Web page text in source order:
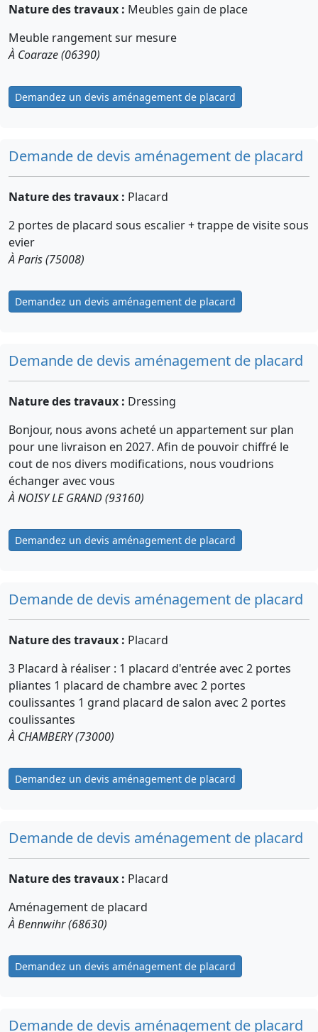
Nature des travaux : Meubles gain de place
Meuble rangement sur mesure
À Coaraze (06390)
Demandez un devis aménagement de placard
Demande de devis aménagement de placard
Nature des travaux : Placard
2 portes de placard sous escalier + trappe de visite sous
evier
À Paris (75008)
Demandez un devis aménagement de placard
Demande de devis aménagement de placard
Nature des travaux : Dressing
Bonjour, nous avons acheté un appartement sur plan
pour une livraison en 2027. Afin de pouvoir chiffré le
cout de nos divers modifications, nous voudrions
échanger avec vous
À NOISY LE GRAND (93160)
Demandez un devis aménagement de placard
Demande de devis aménagement de placard
Nature des travaux : Placard
3 Placard à réaliser : 1 placard d'entrée avec 2 portes
pliantes 1 placard de chambre avec 2 portes
coulissantes 1 grand placard de salon avec 2 portes
coulissantes
À CHAMBERY (73000)
Demandez un devis aménagement de placard
Demande de devis aménagement de placard
Nature des travaux : Placard
Aménagement de placard
À Bennwihr (68630)
Demandez un devis aménagement de placard
Demande de devis aménagement de placard